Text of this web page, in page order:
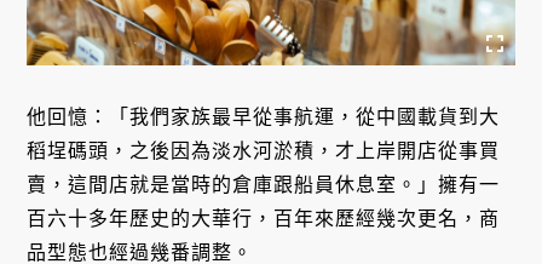
他回憶：「我們家族最早從事航運，從中國載貨到大
稻埕碼頭，之後因為淡水河淤積，才上岸開店從事買
賣，這間店就是當時的倉庫跟船員休息室。」擁有一
百六十多年歷史的大華行，百年來歷經幾次更名，商
品型態也經過幾番調整。